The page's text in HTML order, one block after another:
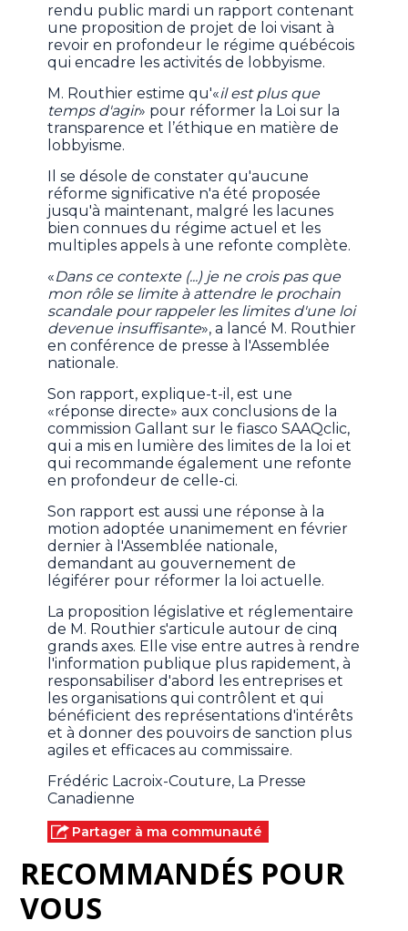
rendu public mardi un rapport contenant
une proposition de projet de loi visant à
revoir en profondeur le régime québécois
qui encadre les activités de lobbyisme.
M. Routhier estime qu'«il est plus que
temps d'agir» pour réformer la Loi sur la
transparence et l’éthique en matière de
lobbyisme.
Il se désole de constater qu'aucune
réforme significative n'a été proposée
jusqu'à maintenant, malgré les lacunes
bien connues du régime actuel et les
multiples appels à une refonte complète.
«Dans ce contexte (...) je ne crois pas que
mon rôle se limite à attendre le prochain
scandale pour rappeler les limites d'une loi
devenue insuffisante», a lancé M. Routhier
en conférence de presse à l'Assemblée
nationale.
Son rapport, explique-t-il, est une
«réponse directe» aux conclusions de la
commission Gallant sur le fiasco SAAQclic,
qui a mis en lumière des limites de la loi et
qui recommande également une refonte
en profondeur de celle-ci.
Son rapport est aussi une réponse à la
motion adoptée unanimement en février
dernier à l'Assemblée nationale,
demandant au gouvernement de
légiférer pour réformer la loi actuelle.
La proposition législative et réglementaire
de M. Routhier s'articule autour de cinq
grands axes. Elle vise entre autres à rendre
l'information publique plus rapidement, à
responsabiliser d'abord les entreprises et
les organisations qui contrôlent et qui
bénéficient des représentations d'intérêts
et à donner des pouvoirs de sanction plus
agiles et efficaces au commissaire.
Frédéric Lacroix-Couture, La Presse
Canadienne
Partager à ma communauté
RECOMMANDÉS POUR
VOUS